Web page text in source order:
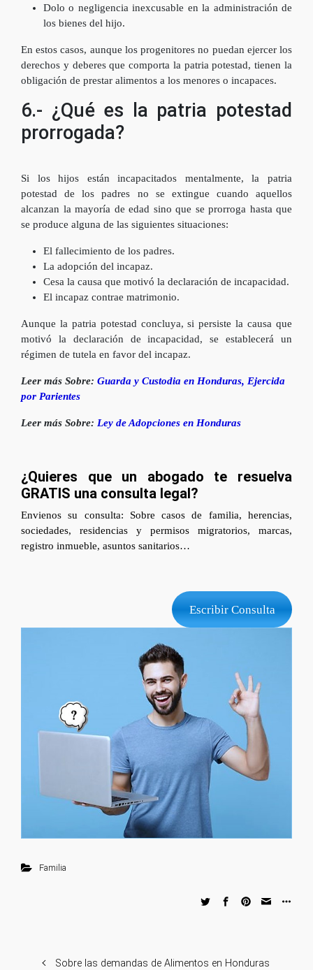
Dolo o negligencia inexcusable en la administración de
los bienes del hijo.
En estos casos, aunque los progenitores no puedan ejercer los
derechos y deberes que comporta la patria potestad, tienen la
obligación de prestar alimentos a los menores o incapaces.
6.- ¿Qué es la patria potestad
prorrogada?
Si los hijos están incapacitados mentalmente, la patria
potestad de los padres no se extingue cuando aquellos
alcanzan la mayoría de edad sino que se prorroga hasta que
se produce alguna de las siguientes situaciones:
El fallecimiento de los padres.
La adopción del incapaz.
Cesa la causa que motivó la declaración de incapacidad.
El incapaz contrae matrimonio.
Aunque la patria potestad concluya, si persiste la causa que
motivó la declaración de incapacidad, se establecerá un
régimen de tutela en favor del incapaz.
Leer más Sobre: Guarda y Custodia en Honduras, Ejercida
por Parientes
Leer más Sobre: Ley de Adopciones en Honduras
¿Quieres que un abogado te resuelva
GRATIS una consulta legal?
Envienos su consulta: Sobre casos de familia, herencias,
sociedades, residencias y permisos migratorios, marcas,
registro inmueble, asuntos sanitarios…
Escribir Consulta
Familia
Sobre las demandas de Alimentos en Honduras